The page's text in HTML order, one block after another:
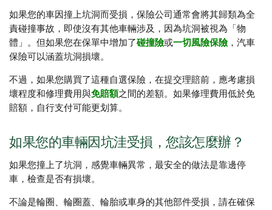
如果您的車因撞上坑洞而受損，保險公司通常會將其歸類為全
責碰撞事故，即使沒有其他車輛涉及，因為坑洞被視為「物
體」。但如果您在保單中增加了碰撞險或一切風險保險，汽車
保險可以涵蓋坑洞損壞。
不過，如果您購買了這種自選保險，在提交理賠前，應考慮損
壞程度和修理費用與免賠額之間的差額。如果修理費用低於免
賠額，自行支付可能更划算。
如果您的車輛因坑洼受損，您該怎麼辦？
如果您撞上了坑洞，感覺車輛異常，最安全的做法是靠邊停
車，檢查是否有損壞。
不論是輪圈、輪圈蓋、輪胎或車身的其他部件受損，請在確保